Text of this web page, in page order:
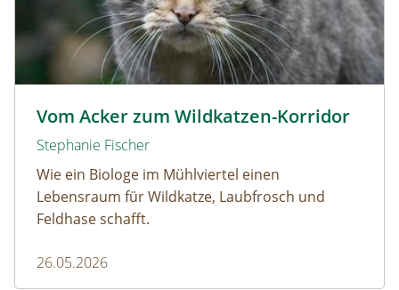
Vom Acker zum Wildkatzen-Korridor
Stephanie Fischer
Wie ein Biologe im Mühlviertel einen
Lebensraum für Wildkatze, Laubfrosch und
Feldhase schafft.
26.05.2026